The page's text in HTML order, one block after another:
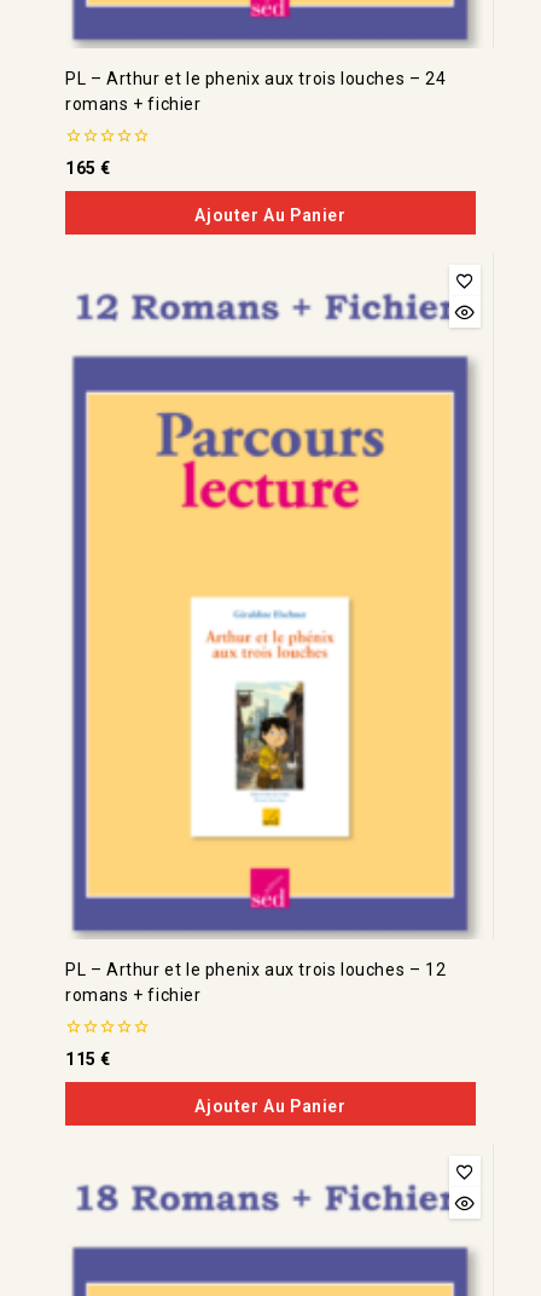
PL – Arthur et le phenix aux trois louches – 24
romans + fichier
0
de
5
165€
Ajouter Au Panier
PL – Arthur et le phenix aux trois louches – 12
romans + fichier
0
de
5
115€
Ajouter Au Panier